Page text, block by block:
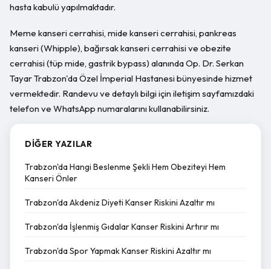
DIĞER YAZILAR
Trabzon'da Hangi Beslenme Şekli Hem Obeziteyi Hem
Kanseri Önler
Trabzon'da Akdeniz Diyeti Kanser Riskini Azaltır mı
Trabzon'da İşlenmiş Gıdalar Kanser Riskini Artırır mı
Trabzon'da Spor Yapmak Kanser Riskini Azaltır mı
hasta kabulü yapılmaktadır.
Meme kanseri cerrahisi, mide kanseri cerrahisi, pankreas
kanseri (Whipple), bağırsak kanseri cerrahisi ve obezite
cerrahisi (tüp mide, gastrik bypass) alanında Op. Dr. Serkan
Tayar Trabzon'da Özel İmperial Hastanesi bünyesinde hizmet
vermektedir. Randevu ve detaylı bilgi için iletişim sayfamızdaki
telefon ve WhatsApp numaralarını kullanabilirsiniz.